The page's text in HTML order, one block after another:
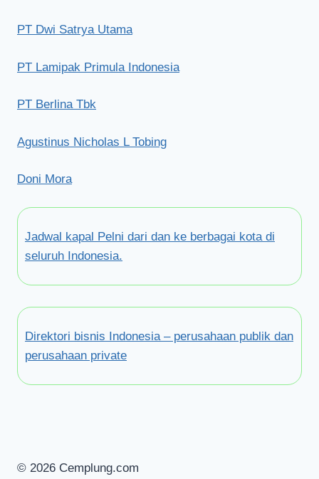
PT Dwi Satrya Utama
PT Lamipak Primula Indonesia
PT Berlina Tbk
Agustinus Nicholas L Tobing
Doni Mora
Jadwal kapal Pelni dari dan ke berbagai kota di
seluruh Indonesia.
Direktori bisnis Indonesia – perusahaan publik dan
perusahaan private
© 2026 Cemplung.com